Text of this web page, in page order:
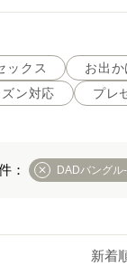
ックス お出
ン対応
プレ
DADバングル
新着